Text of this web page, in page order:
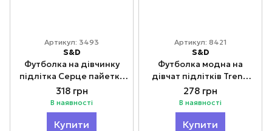
Артикул: 3493
S&D
Футболка на дівчинку
підлітка Серце пайетка
134-164
318 грн
В наявності
Купити
Артикул: 8421
S&D
Футболка модна на
дівчат підлітків Trend
134-164
278 грн
В наявності
Купити